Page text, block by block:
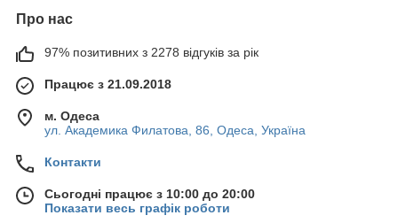
Про нас
97% позитивних з 2278 відгуків за рік
Працює з 21.09.2018
м. Одеса
ул. Академика Филатова, 86, Одеса, Україна
Контакти
Сьогодні працює з 10:00 до 20:00
Показати весь графік роботи